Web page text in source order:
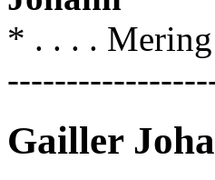
* . . . .
Gailler